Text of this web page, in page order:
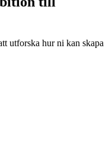
utforska hur ni kan skapa